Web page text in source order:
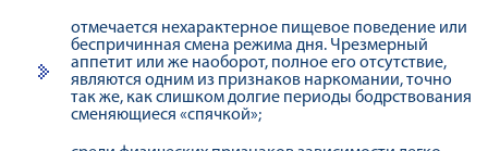
отмечается нехарактерное пищевое поведение или
беспричинная смена режима дня. Чрезмерный
аппетит или же наоборот, полное его отсутствие,
являются одним из признаков наркомании, точно
так же, как слишком долгие периоды бодрствования
сменяющиеся «спячкой»;